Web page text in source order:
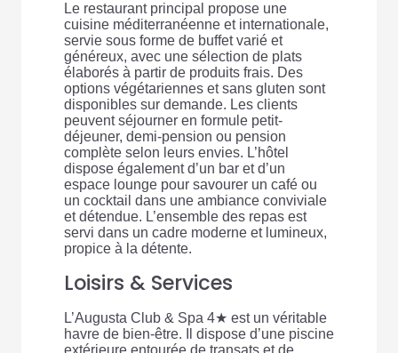
Le restaurant principal propose une
cuisine méditerranéenne et internationale,
servie sous forme de buffet varié et
généreux, avec une sélection de plats
élaborés à partir de produits frais. Des
options végétariennes et sans gluten sont
disponibles sur demande. Les clients
peuvent séjourner en formule petit-
déjeuner, demi-pension ou pension
complète selon leurs envies. L’hôtel
dispose également d’un bar et d’un
espace lounge pour savourer un café ou
un cocktail dans une ambiance conviviale
et détendue. L’ensemble des repas est
servi dans un cadre moderne et lumineux,
propice à la détente.
Loisirs & Services
L’Augusta Club & Spa 4★ est un véritable
havre de bien-être. Il dispose d’une piscine